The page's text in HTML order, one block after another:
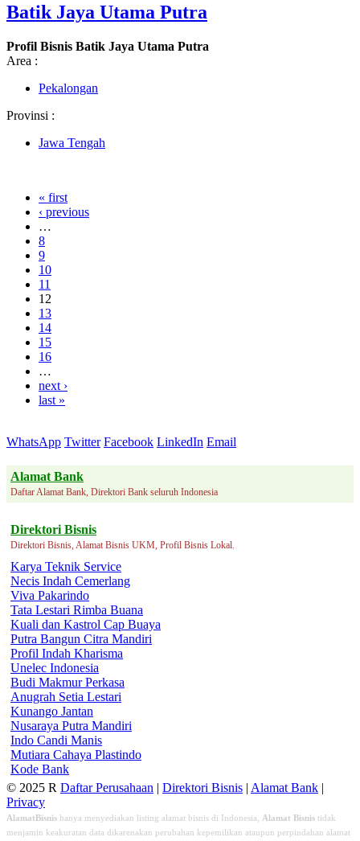
Batik Jaya Utama Putra
Profil Bisnis Batik Jaya Utama Putra
Area :
Pekalongan
Provinsi :
Jawa Tengah
« first
‹ previous
…
8
9
10
11
12
13
14
15
16
…
next ›
last »
WhatsApp Twitter Facebook LinkedIn Email
Alamat Bank
Daftar Alamat Bank, Direktori Bank seluruh Indonesia
Direktori Bisnis
Direktori Bisnis, Alamat Bisnis UKM, Profil Bisnis Lokal.
Karya Teknik Service
Necis Indah Cemerlang
Viva Pakarindo
Tata Lestari Rimba Buana
Kuali dan Kastrol Cap Buaya
Putra Bangun Citra Mandiri
Profil Indah Kharisma
Unelec Indonesia
Budi Makmur Perkasa
Anugrah Setia Lestari
Kunango Jantan
Nusaraya Putra Mandiri
Indo Candi Manis
Mutiara Cahaya Plastindo
Kode Bank
© 2025 R Daftar Perusahaan | Direktori Bisnis | Alamat Bank |
Privacy
AlamatBisnis hanya menyediakan listing alamat bisnis di Indonesia, Alamat Bisnis tidak
menjamin keakuratan data dikarenakan perubahan kepemilikan ataupun perpindahan alamat